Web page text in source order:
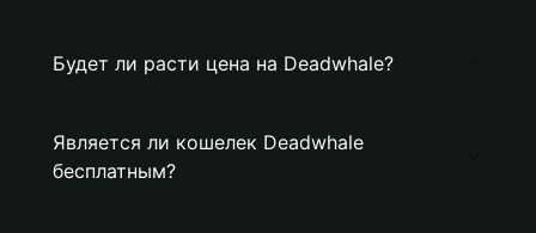
Будет ли расти цена на Deadwhale?
Является ли кошелек Deadwhale
бесплатным?